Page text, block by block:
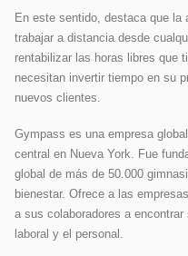
En este sentido, destaca que la
trabajar a distancia desde
rentabilizar las horas libres que
necesitan invertir tiempo en su
nuevos clientes.
Gympass es una empresa
central en Nueva York. Fue
global de más de 50.000
bienestar. Ofrece a las
a sus colaboradores a
laboral y el personal.